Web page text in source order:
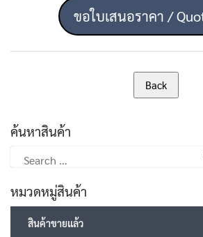
ขอใบเสนอราคา /
ค้นหาสินค้า
for:
หมวดหมู่สินค้า
สินค้าขายแล้ว